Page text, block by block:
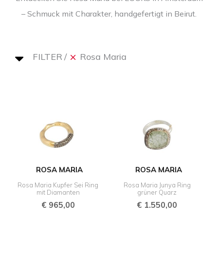
– Schmuck mit Charakter, handgefertigt in Beirut.
FILTER Rosa Maria
ROSA MARIA
Rosa Maria Kupfer Sei Ring
mit Diamanten
€965,00
ROSA MARIA
Rosa Maria Junya Ring
grüner Quarz
€ 1.550,00